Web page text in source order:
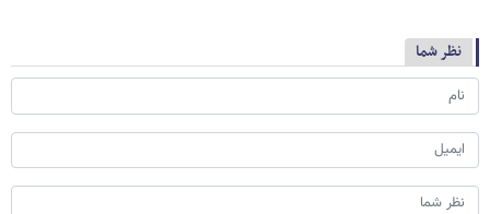
نظر شما